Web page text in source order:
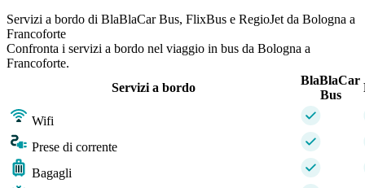
Servizi a bordo di BlaBlaCar Bus, FlixBus e RegioJet da Bologna a
Francoforte
Confronta i servizi a bordo nel viaggio in bus da Bologna a
Francoforte.
Servizi a bordo
BlaBlaCar
Bus
Wifi
Prese di corrente
Bagagli